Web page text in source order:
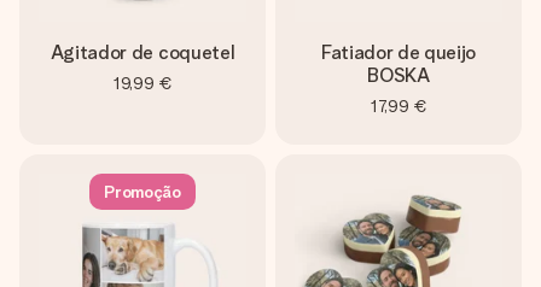
Agitador de coquetel
19,99 €
Fatiador de queijo
BOSKA
17,99 €
Promoção